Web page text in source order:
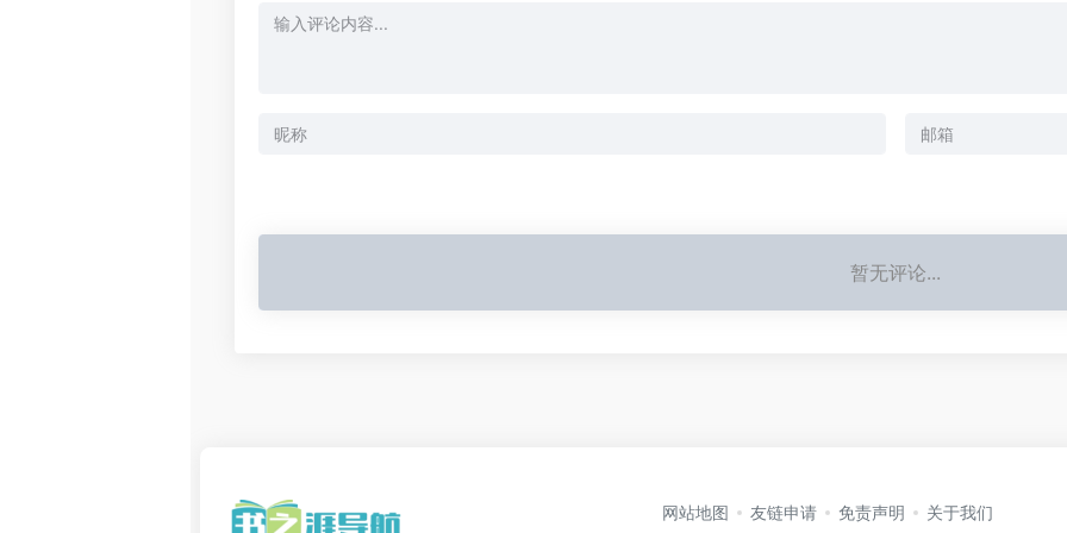
暂无评论...
网站地图 友链申请 免责声明 关于我们